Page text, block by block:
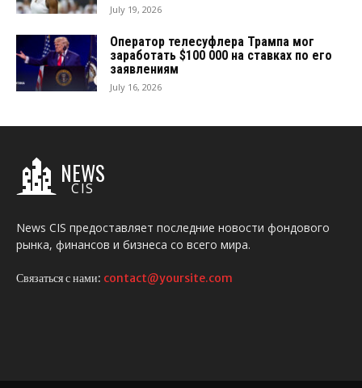
July 19, 2026
Оператор телесуфлера Трампа мог
заработать $100 000 на ставках по его
заявлениям
July 16, 2026
NEWS
CIS
News CIS предоставляет последние новости фондового
рынка, финансов и бизнеса со всего мира.
Связаться с нами: contact@yoursite.com